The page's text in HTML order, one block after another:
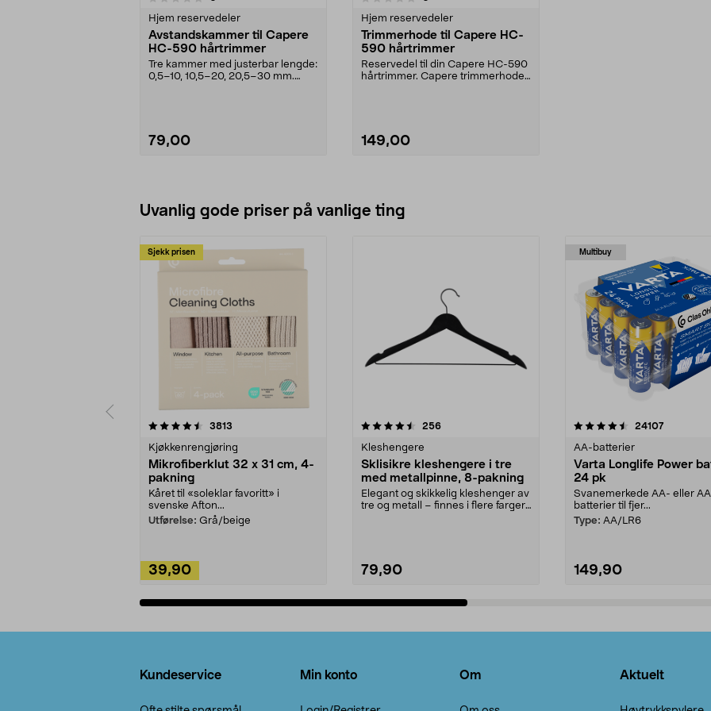
Hjem reservedeler
Avstandskammer til Capere
HC-590 hårtrimmer
Tre kammer med justerbar lengde:
0,5–10, 10,5–20, 20,5–30 mm.
79,00
Hjem reservedeler
Trimmerhode til Capere HC-
590 hårtrimmer
Reservedel til din Capere HC-590
hårtrimmer. Capere trimmerhode
149,00
Uvanlig gode priser på vanlige ting
Sjekk prisen
3813
Kjøkkenrengjøring
Mikrofiberklut 32 x 31 cm, 4-
pakning
Kåret til «soleklar favoritt» i
svenske Afton...
Utførelse: Grå/beige
39,90
4.5av 5 stjerner 256anmeldelser
Kleshengere
Sklisikre kleshengere i tre
med metallpinne, 8-pakning
Elegant og skikkelig kleshenger av
tre og metall – finnes i flere farger.
79,90
Multibuy
4.5av 5 stjerner 24107
AA-batterier
Varta Longlife Power
24 pk
Svanemerkede AA- eller
batterier til fjer...
Type: AA/LR6
149,90
4.5av 5 stjerner
Kundeservice Min konto Om Aktuelt